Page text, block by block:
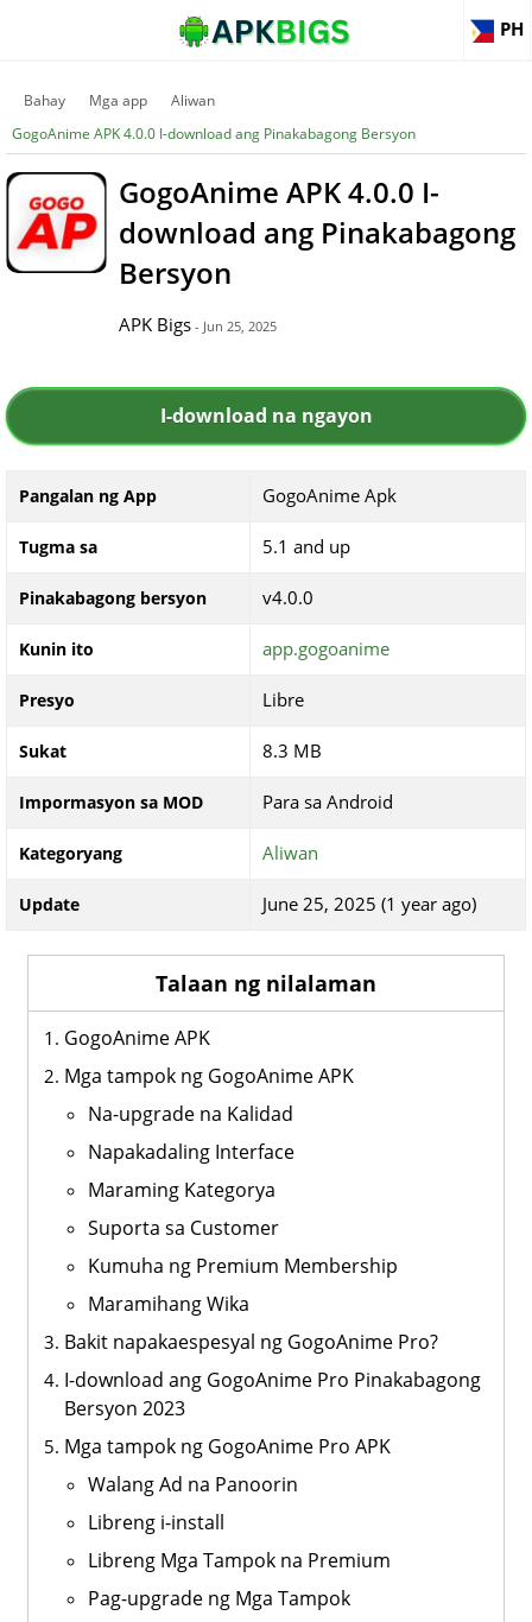
PH
Bahay Mga app
Aliwan
GogoAnime APK 4.0.0 I-download ang Pinakabagong Bersyon
GogoAnime APK 4.0.0 I-
download ang Pinakabagong
Bersyon
APK Bigs - Jun 25, 2025
I-download na ngayon
Pangalan ng App GogoAnime Apk
Tugma sa 5.1 and up
Pinakabagong bersyon v4.0.0
Kunin ito app.gogoanime
Presyo Libre
Sukat 8.3 MB
Impormasyon sa MOD Para sa Android
Kategoryang Aliwan
Update June 25, 2025 (1 year ago)
Talaan ng nilalaman
GogoAnime APK
Mga tampok ng GogoAnime APK
Na-upgrade na Kalidad
Napakadaling Interface
Maraming Kategorya
Suporta sa Customer
Kumuha ng Premium Membership
Maramihang Wika
Bakit napakaespesyal ng GogoAnime Pro?
I-download ang GogoAnime Pro Pinakabagong
Bersyon 2023
Mga tampok ng GogoAnime Pro APK
Walang Ad na Panoorin
Libreng i-install
Libreng Mga Tampok na Premium
Pag-upgrade ng Mga Tampok